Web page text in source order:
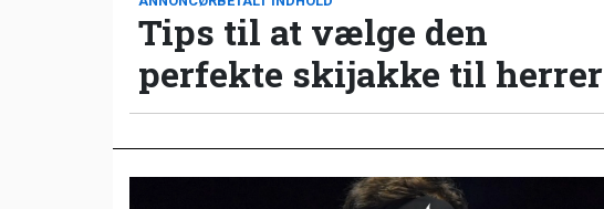
Tips til at vælge den
perfekte skijakke til herrer